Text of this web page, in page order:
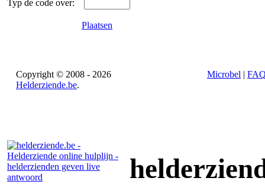
Typ de code over:
Plaatsen
Copyright © 2008 - 2026
Helderziende.be.
Microbel |